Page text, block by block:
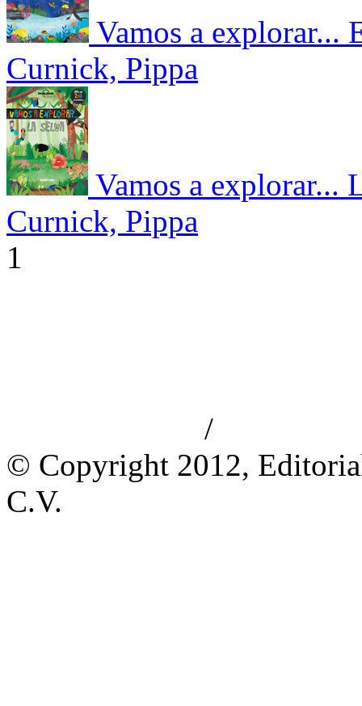
Vamos a explorar...
Curnick, Pippa
Vamos a explorar...
Curnick, Pippa
1
/
© Copyright 2012,
C.V.